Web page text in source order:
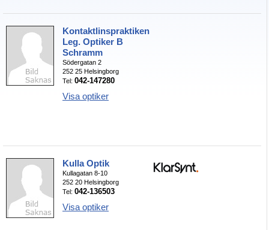
Kontaktlinspraktiken
Leg. Optiker B
Schramm
Södergatan 2
252 25 Helsingborg
Tel: 042-147280
Visa optiker
Kulla Optik
Kullagatan 8-10
252 20 Helsingborg
Tel: 042-136503
Visa optiker